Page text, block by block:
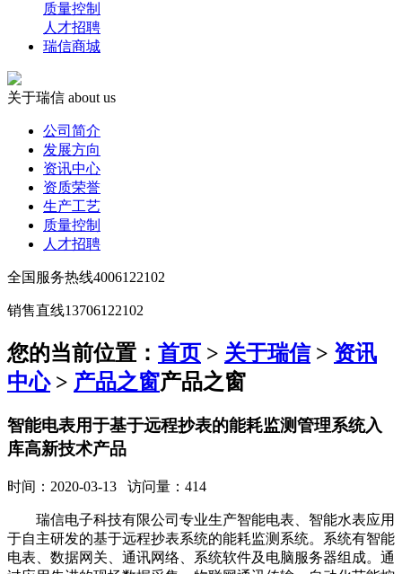
质量控制
人才招聘
瑞信商城
关于瑞信 about us
公司简介
发展方向
资讯中心
资质荣誉
生产工艺
质量控制
人才招聘
全国服务热线4006122102
销售直线13706122102
您的当前位置： 首页 > 关于瑞信> 资讯
中心> 产品之窗产品之窗
智能电表用于基于远程抄表的能耗监测管理系统入
库高新技术产品
时间：2020-03-13 访问量：414
瑞信电子科技有限公司专业生产智能电表、智能水表应用
于自主研发的基于远程抄表系统的能耗监测系统。系统有智能
电表、数据网关、通讯网络、系统软件及电脑服务器组成。通